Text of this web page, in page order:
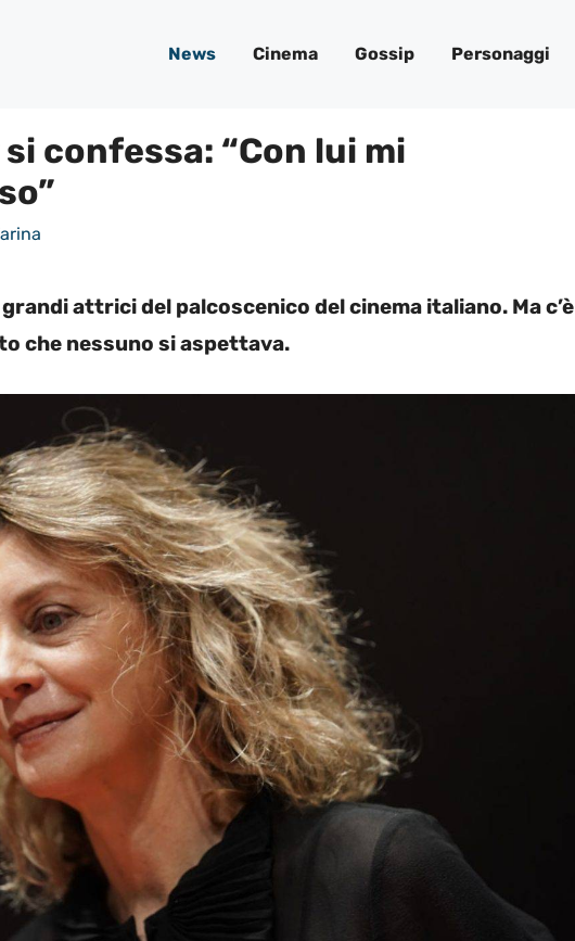
News Cinema Gossip Personaggi
confessa: “Con lui mi
attrici del palcoscenico del cinema italiano. Ma c’è
che nessuno si aspettava.